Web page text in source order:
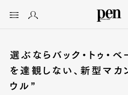
選ぶならバック・トゥ・
を達観しない、新型マ
ウル”